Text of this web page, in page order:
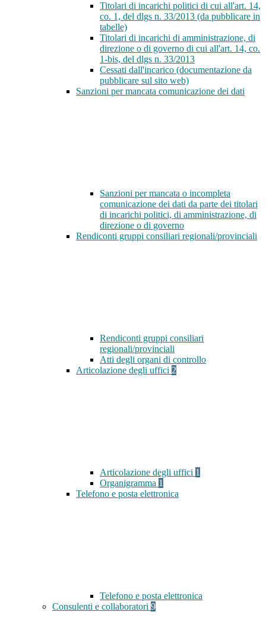
Titolari di incarichi politici di cui all'art. 14,
co. 1, del dlgs n. 33/2013 (da pubblicare in
tabelle)
Titolari di incarichi di amministrazione, di
direzione o di governo di cui all'art. 14, co.
1-bis, del dlgs n. 33/2013
Cessati dall'incarico (documentazione da
pubblicare sul sito web)
Sanzioni per mancata comunicazione dei dati
Sanzioni per mancata o incompleta
comunicazione dei dati da parte dei titolari
di incarichi politici, di amministrazione, di
direzione o di governo
Rendiconti gruppi consiliari regionali/provinciali
Rendiconti gruppi consiliari
regionali/provinciali
Atti degli organi di controllo
Articolazione degli uffici 2
Articolazione degli uffici 1
Organigramma 1
Telefono e posta elettronica
Telefono e posta elettronica
Consulenti e collaboratori 9